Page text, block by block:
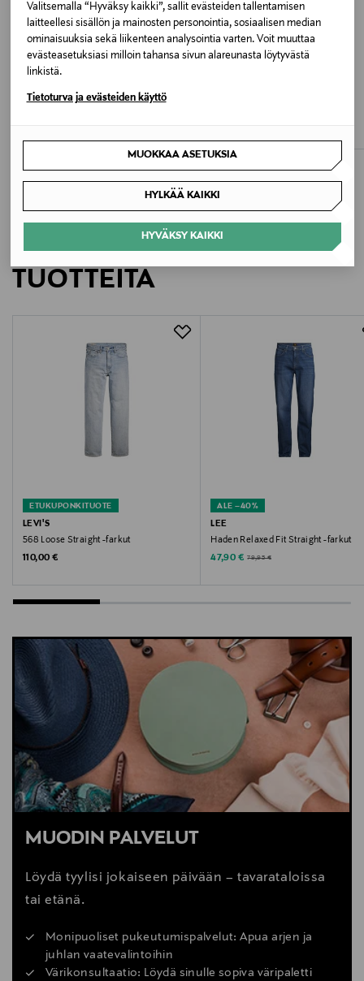
Valitsemalla “Hyväksy kaikki”, sallit evästeiden tallentamisen
laitteellesi sisällön ja mainosten personointia, sosiaalisen median
ominaisuuksia sekä liikenteen analysointia varten. Voit muuttaa
evästeasetuksiasi milloin tahansa sivun alareunasta löytyvästä
linkistä.
Tietoturva ja evästeiden käyttö
MUOKKAA ASETUKSIA
HYLKÄÄ KAIKKI
HYVÄKSY KAIKKI
12236089
Valmistaja
Bestseller Wholesale Finland Oy
Lars Sonckin Kaari 6, 02600 Espoo, Finland
Digitaalinen osoite
contact@bestseller.com
jack jones, farkut, loose fit, löysät farkut
JACK & JONES
LISÄÄ KIINNOSTAVIA
TUOTTEITA
ETUKUPONKITUOTE
LEVI'S
568 Loose Straight -farkut
Original Price
110,00 €
ALE –40%
LEE
Haden Relaxed Fit Straight -farkut
Discounted Price
47,90 € Original Price
79,95 €
MUODIN PALVELUT
Löydä tyylisi jokaiseen päivään – tavarataloissa
tai etänä.
Monipuoliset pukeutumispalvelut: Apua arjen ja
juhlan vaatevalintoihin
Värikonsultaatio: Löydä sinulle sopiva väripaletti